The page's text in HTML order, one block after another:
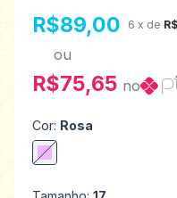
R$89,00 6 x de
ou
R$75,65 no
Cor: Rosa